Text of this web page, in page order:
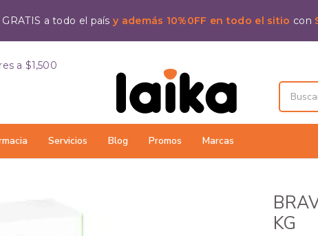
GRATIS a todo el paísy además 10%0FF en todo el sitio con
Servicios Blog Promos Marcas
a $1,500
KG